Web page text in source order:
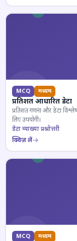
MCQ मध्यम
प्रतिशत आधारित डेटा
प्रतिशत गणना और डेटा
लिए उपयोगी।
डेटा व्याख्या प्रश्नोत्तरी
क्विज़ लें
MCQ मध्यम